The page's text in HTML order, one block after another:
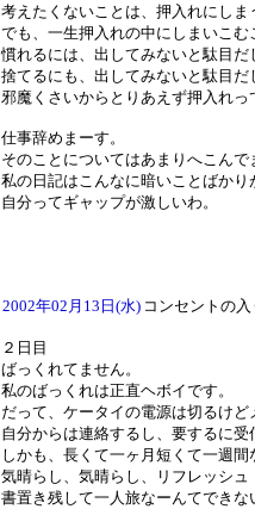
考えたくないことは、押入れにし
でも、一生押入れの中にしまいこむ
慣れるには、出してみないと駄目だ
捨てるにも、出してみないと駄目だ
邪魔くさいからとりあえず押入れっ
仕事辞めまーす。
そのことについてはあまりへこんで
私の日記はこんなに暗いことばか
自分ってギャップが激しいわ。
2002年02月13日(水) コンセントの
２日目
ばっくれてません。
私のばっくれは正直ヘボイです。
だって、ケータイの電源は切るけ
自分からは連絡するし、要するに
しかも、長くて一ヶ月短くて一週間
気晴らし、気晴らし、リフレッシュ
書置き残して一人旅なーんてでき